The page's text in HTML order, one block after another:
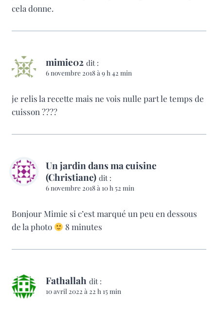
cela donne.
mimie02 dit :
6 novembre 2018 à 9 h 42 min
je relis la recette mais ne vois nulle part le temps de
cuisson ????
Un jardin dans ma cuisine
(Christiane) dit :
6 novembre 2018 à 10 h 52 min
Bonjour Mimie si c’est marqué un peu en dessous
de la photo
8 minutes
Fathallah dit :
10 avril 2022 à 22 h 15 min